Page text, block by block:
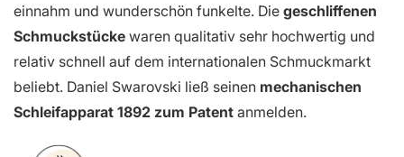
einnahm und wunderschön funkelte. Die geschliffenen
Schmuckstücke waren qualitativ sehr hochwertig und
relativ schnell auf dem internationalen Schmuckmarkt
beliebt. Daniel Swarovski ließ seinen mechanischen
Schleifapparat 1892 zum Patent anmelden.